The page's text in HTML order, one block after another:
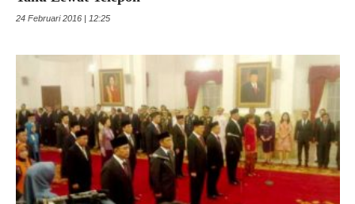
24 Februari 2016 | 12:25